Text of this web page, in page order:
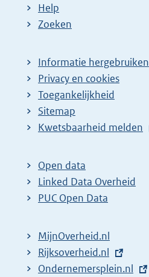
Help
Zoeken
Informatie hergebruiken
Privacy en cookies
Toegankelijkheid
Sitemap
E
t
e
r
l
i
n
Kwetsbaarheid melden
Open data
Linked Data Overheid
PUC Open Data
MijnOverheid.nl
E
x
Rijksoverheid.nl
E
Ondernemersplein.nl